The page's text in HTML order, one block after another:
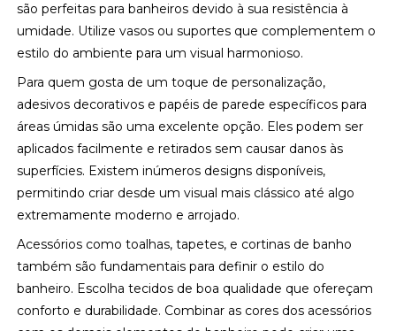
são perfeitas para banheiros devido à sua resistência à
umidade. Utilize vasos ou suportes que complementem o
estilo do ambiente para um visual harmonioso.
Para quem gosta de um toque de personalização,
adesivos decorativos e papéis de parede específicos para
áreas úmidas são uma excelente opção. Eles podem ser
aplicados facilmente e retirados sem causar danos às
superfícies. Existem inúmeros designs disponíveis,
permitindo criar desde um visual mais clássico até algo
extremamente moderno e arrojado.
Acessórios como toalhas, tapetes, e cortinas de banho
também são fundamentais para definir o estilo do
banheiro. Escolha tecidos de boa qualidade que ofereçam
conforto e durabilidade. Combinar as cores dos acessórios